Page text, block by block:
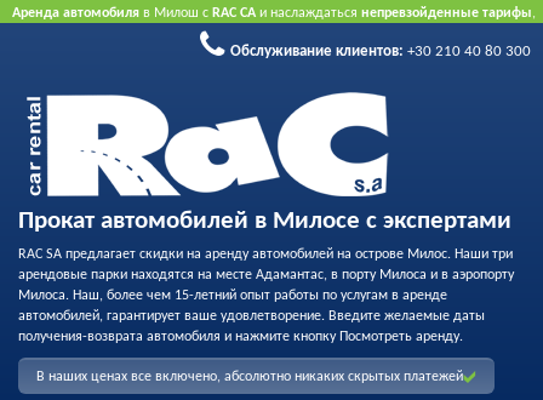
Аренда автомобиля в Милош с RAC CA и наслаждаться непревзойденные тарифы,
флот качества проката
принять преимущество нашего Интернет предлагает.Не нужна кредитная карта.
Обслуживание клиентов: +30 210 40 80 300
Прокат автомобилей в Милосе с экспертами
RAC SA предлагает скидки на аренду автомобилей на острове Милос. Наши три
арендовые парки находятся на месте Адамантас, в порту Милоса и в аэропорту
Милоса. Наш, более чем 15-летний опыт работы по услугам в аренде
автомобилей, гарантирует ваше удовлетворение. Введите желаемые даты
получения-возврата автомобиля и нажмите кнопку Посмотреть аренду.
В наших ценах все включено, абсолютно никаких скрытых платежей